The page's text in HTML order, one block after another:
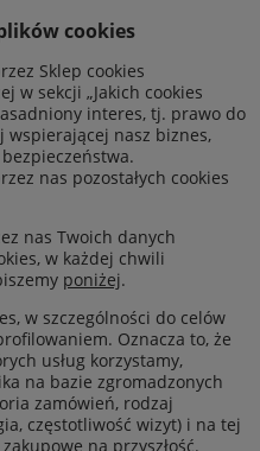
cookies
Sklep cookies
w sekcji „Jakich cookies
interes, tj. prawo do
nasz biznes,
nas pozostałych cookies
nas Twoich danych
w każdej chwili
poniżej.
w szczególności do celów
Oznacza to, że
usług korzystamy,
na bazie zgromadzonych
zamówień, rodzaj
częstotliwość wizyt) i na tej
na przyszłość.